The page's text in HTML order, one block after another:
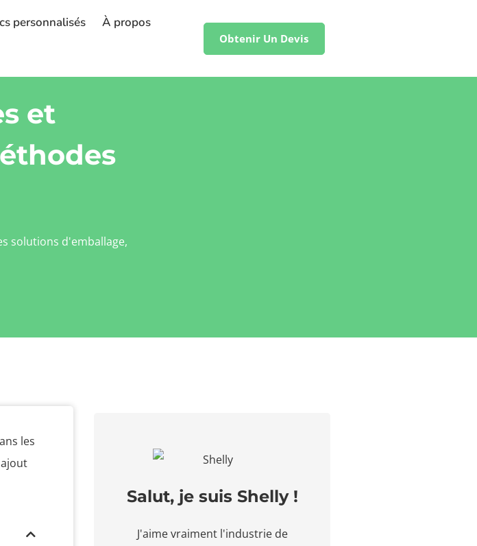
personnalisés
À propos
Obtenir Un Devis
et
solutions d'emballage,
les
Salut, je suis Shelly !
J'aime vraiment l'industrie de